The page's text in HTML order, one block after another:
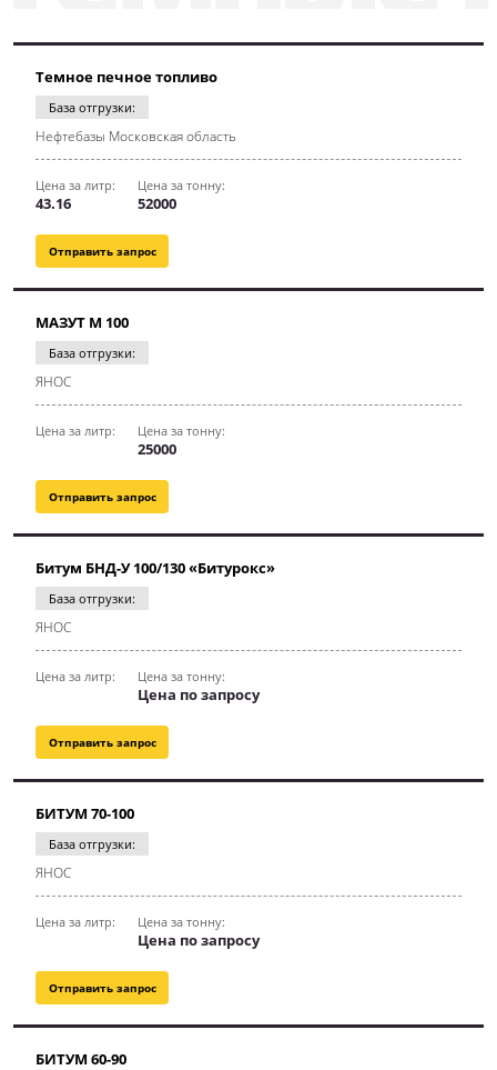
Отправить запрос
Темное печное топливо
База отгрузки:
Нефтебазы Московская область
Цена за литр:
43.16
Цена за тонну:
52000
Отправить запрос
МАЗУТ М 100
База отгрузки:
ЯНОС
Цена за литр: Цена за тонну:
25000
Отправить запрос
Битум БНД-У 100/130 «Битурокс»
База отгрузки:
ЯНОС
Цена за литр: Цена за тонну:
Цена по запросу
Отправить запрос
БИТУМ 70-100
База отгрузки:
ЯНОС
Цена за литр: Цена за тонну:
Цена по запросу
БИТУМ 60-90